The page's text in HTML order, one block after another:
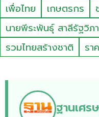
เพื่อไทย
เกษตรกร
นายพีระพันธุ์ สาลีรัฐวิภ
รวมไทยสร้างชาติ
รา
ฐานเศร